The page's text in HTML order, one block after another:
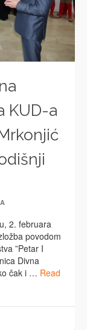
KUD-a
2. februara
povodom
”Petar I
Divna
čak i … Read